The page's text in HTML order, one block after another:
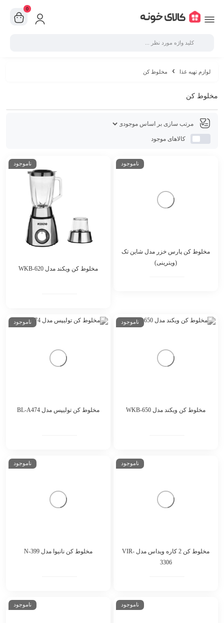
0
لوازم تهیه غذا مخلوط کن
مخلوط کن
کالاهای موجود
ناموجود
مخلوط کن پارس خزر مدل شاین تک
(ویترینی)
ناموجود
مخلوط کن ویکند مدل WKB-620
ناموجود
مخلوط کن ویکند مدل WKB-650
ناموجود
مخلوط کن تولیپس مدل BL-A474
ناموجود
مخلوط کن 2 کاره ویداس مدل VIR-
3306
ناموجود
مخلوط کن نانیوا مدل N-399
ناموجود ناموجود